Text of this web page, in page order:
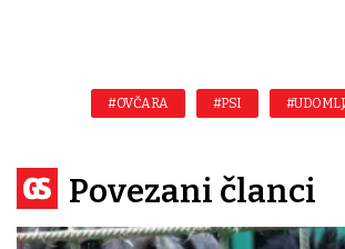
#OVČARA #PSI
Povezani članci